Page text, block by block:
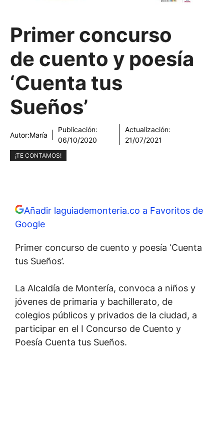
Primer concurso
de cuento y poesía
‘Cuenta tus
Sueños’
Autor:María
Publicación:
06/10/2020
Actualización:
21/07/2021
¡TE CONTAMOS!
Añadir laguiademonteria.co a Favoritos de
Google
Primer concurso de cuento y poesía ‘Cuenta
tus Sueños’.
La Alcaldía de Montería, convoca a niños y
jóvenes de primaria y bachillerato, de
colegios públicos y privados de la ciudad, a
participar en el I Concurso de Cuento y
Poesía Cuenta tus Sueños.